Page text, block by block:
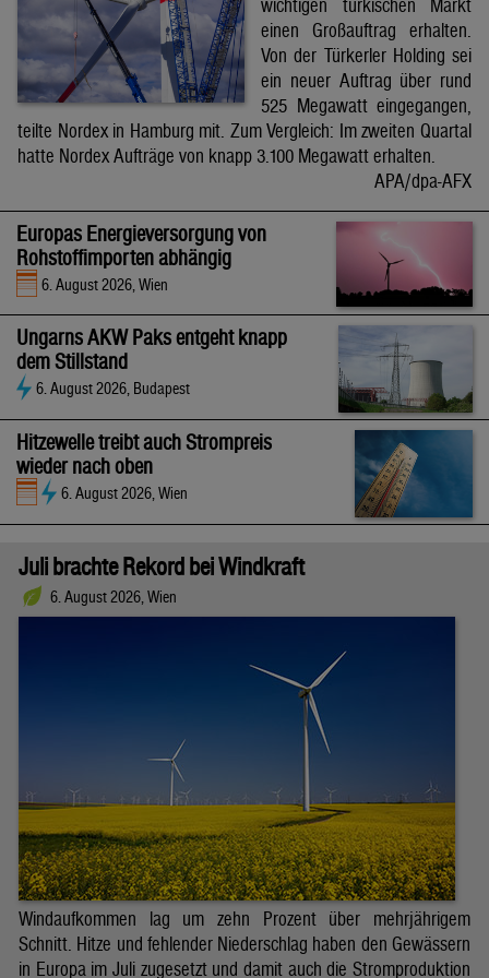
wichtigen türkischen Markt
einen Großauftrag erhalten.
Von der Türkerler Holding sei
ein neuer Auftrag über rund
525 Megawatt eingegangen,
teilte Nordex in Hamburg mit. Zum Vergleich: Im zweiten Quartal
hatte Nordex Aufträge von knapp 3.100 Megawatt erhalten.
APA/dpa-AFX
Europas Energieversorgung von
Rohstoffimporten abhängig
6. August 2026, Wien
Ungarns AKW Paks entgeht knapp
dem Stillstand
6. August 2026, Budapest
Hitzewelle treibt auch Strompreis
wieder nach oben
6. August 2026, Wien
Juli brachte Rekord bei Windkraft
6. August 2026, Wien
Windaufkommen lag um zehn Prozent über mehrjährigem
Schnitt. Hitze und fehlender Niederschlag haben den Gewässern
in Europa im Juli zugesetzt und damit auch die Stromproduktion